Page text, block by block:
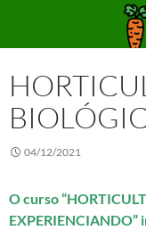
04/12/2021
O curso